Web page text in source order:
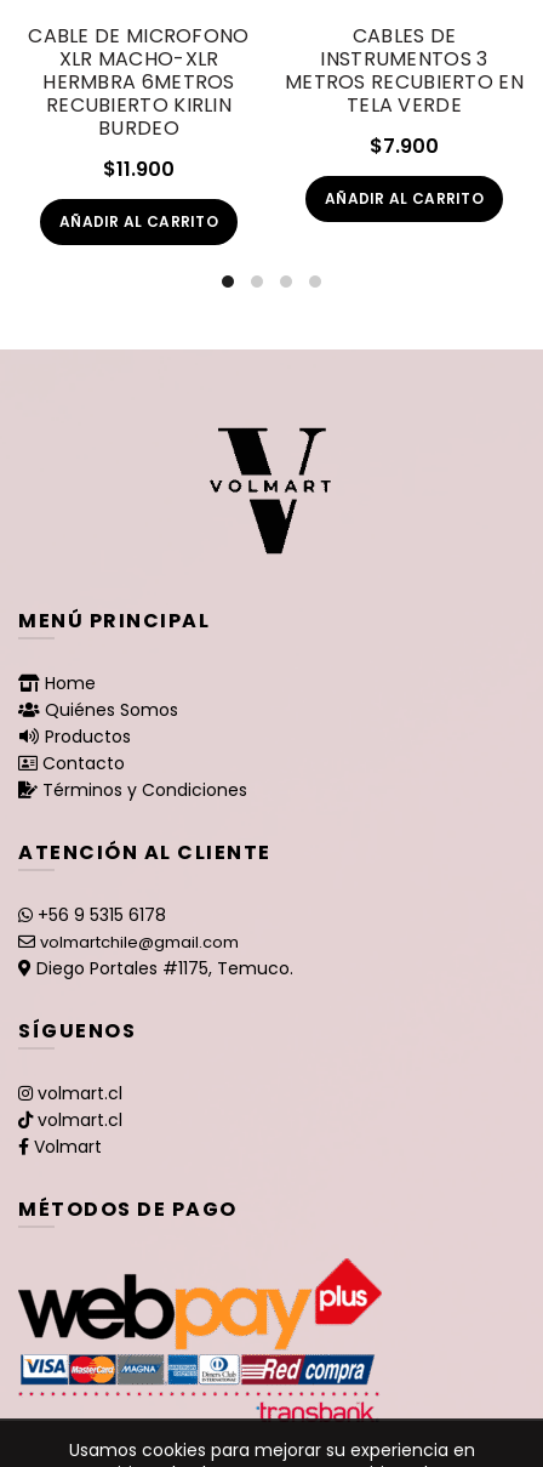
CABLE DE MICROFONO
XLR MACHO-XLR
HERMBRA 6METROS
RECUBIERTO KIRLIN
BURDEO
$11.900
AÑADIR AL CARRITO
CABLES DE
INSTRUMENTOS 3
METROS RECUBIERTO EN
TELA VERDE
$7.900
AÑADIR AL CARRITO
MENÚ PRINCIPAL
Home
Quiénes Somos
Productos
Contacto
Términos y Condiciones
ATENCIÓN AL CLIENTE
+56 9 5315 6178
volmartchile@gmail.com
Diego Portales #1175, Temuco.
SÍGUENOS
volmart.cl
volmart.cl
Volmart
MÉTODOS DE PAGO
Usamos cookies para mejorar su experiencia en